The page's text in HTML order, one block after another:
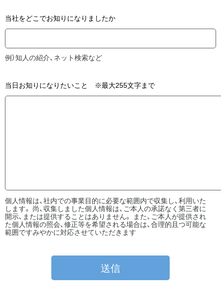
当社をどこでお知りになりましたか
例）知人の紹介、ネット検索など
当日お知りになりたいこと ※最大255文字まで
個人情報は、社内での事業目的に必要な範囲内で収集し、利用いた
します。 尚、収集しました個人情報は、ご本人の承諾なく第三者に
開示、または提供することはありません。 また、ご本人が提供され
た個人情報の照会、修正等を希望される場合は、合理的且つ可能な
範囲ですみやかに対応させていただきます